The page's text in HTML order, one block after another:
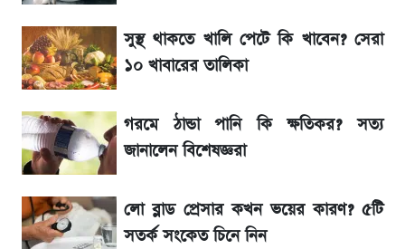
শেখ হাসিনা, মামলা ও দেশে ফেরা নিয়ে খোলামেলা
সাকিব
Sirin Labs Finney: বাংলাদেশে এখন যত
টাকায় পাওয়া যায়
সূর্যগ্রহণের দিন আকাশে চোখ ধাঁধানো দৃশ্য, জেনে নিন
সময় ও স্থান
সুস্থ থাকতে খালি পেটে কি খাবেন? সেরা
১০ খাবারের তালিকা
গরমে ঠান্ডা পানি কি ক্ষতিকর? সত্য
জানালেন বিশেষজ্ঞরা
লো ব্লাড প্রেসার কখন ভয়ের কারণ? ৫টি
সতর্ক সংকেত চিনে নিন